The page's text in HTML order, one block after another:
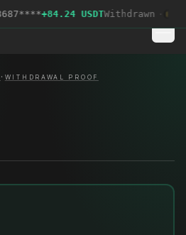
+84.24 USDTWithdrawn ·
· WITHDRAWAL PROOF